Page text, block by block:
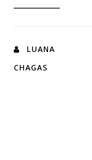
A
retrôLUANA
CHAGAS